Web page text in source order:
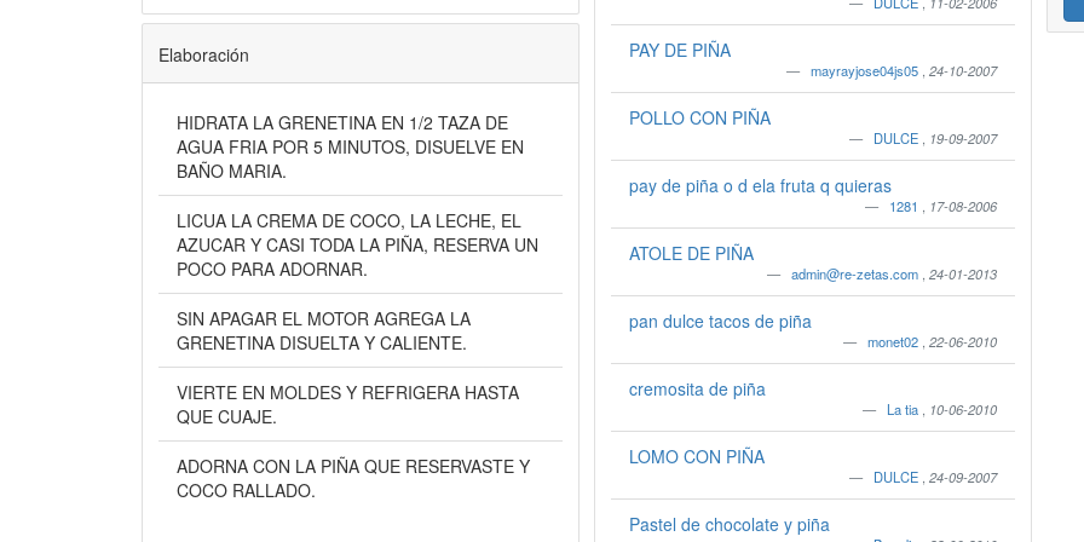
Elaboración
HIDRATA LA GRENETINA EN 1/2 TAZA DE
AGUA FRIA POR 5 MINUTOS, DISUELVE EN
BAÑO MARIA.
LICUA LA CREMA DE COCO, LA LECHE, EL
AZUCAR Y CASI TODA LA PIÑA, RESERVA UN
POCO PARA ADORNAR.
SIN APAGAR EL MOTOR AGREGA LA
GRENETINA DISUELTA Y CALIENTE.
VIERTE EN MOLDES Y REFRIGERA HASTA
QUE CUAJE.
ADORNA CON LA PIÑA QUE RESERVASTE Y
COCO RALLADO.
PAY DE PIÑA
mayrayjose04js05 ,24-10-2007
POLLO CON PIÑA
DULCE 19-09-2007
pay de piña o d ela fruta q quieras
1281 17-08-2006
ATOLE DE PIÑA
admin@re-zetas.com ,24-01-2013
pan dulce tacos de piña
monet02 ,22-06-2010
cremosita de piña
La tia 10-06-2010
LOMO CON PIÑA
DULCE ,24-09-2007
Pastel de chocolate y piña